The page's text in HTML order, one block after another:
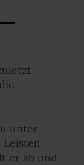
unter
Leisten
er ab und